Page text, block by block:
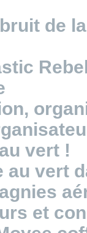
de
vert !
au vert
et